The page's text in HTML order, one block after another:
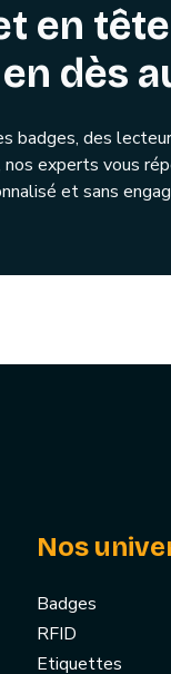
en tête
dès
badges, des
experts vous
et sans
Nos
Badges
RFID
Etiquettes